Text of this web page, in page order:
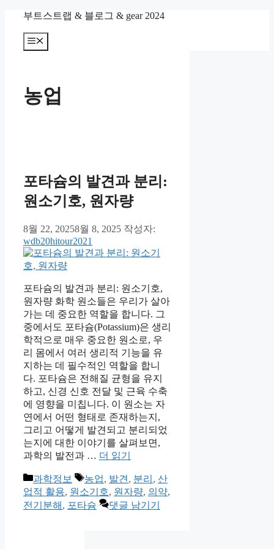
부트스트랩 & 블로그 & gear 2024
메
뉴
농업
포타슘의 발견과 분리:
원소기호, 원자량
8월 22, 20258월 8, 2025 작성자:
wdb20hitour2021
포타슘의 발견과 분리: 원소기호,
원자량 화학 원소들은 우리가 살아
가는 데 중요한 역할을 합니다. 그
중에서도 포타슘(Potassium)은 생리
학적으로 매우 중요한 원소로, 우
리 몸에서 여러 생리적 기능을 유
지하는 데 필수적인 역할을 합니
다. 포타슘은 전해질 균형을 유지
하고, 신경 신호 전달 및 근육 수축
에 영향을 미칩니다. 이 원소는 자
연에서 어떤 형태로 존재하는지,
그리고 어떻게 발견되고 분리되었
는지에 대한 이야기를 살펴보면,
과학의 발전과 … 더 읽기
카
테
고
과학정보
태
그
농업, 발견 , 분리 , 산
업적 활용, 원소기호, 원자량, 의약,
전기분해 , 포타슘 댓글 남기기